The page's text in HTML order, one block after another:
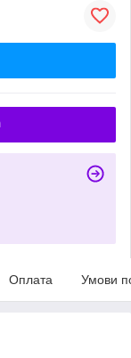
Оплата Умови